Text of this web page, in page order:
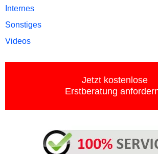
Internes
Sonstiges
Videos
Jetzt kostenlose
Erstberatung